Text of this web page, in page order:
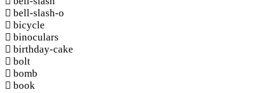
bell-slash-o
bicycle
binoculars
birthday-cake
bolt
bomb
book